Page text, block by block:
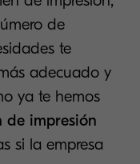
de
te
adecuado y
ya te hemos
de impresión
si la empresa